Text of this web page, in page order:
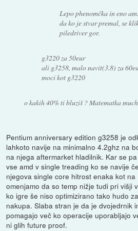
Lepo phenomčka in eno
da ko je stvar premal, se
piledriver gor.
g3220 za 50eur
ali g3258, malo navit(3.8) za
moci kot g3220
o kakih 40% ti bluziš ? Matematka
Pentium anniversary edition g3258 je
lahkoto navije na minimalno 4.2ghz na
na njega aftermarket hladilnik. Kar se
vse amd v single treading ko se navije
njegova single core hitrost enaka kot
omenjamo da so temp nižje tudi pri višji
ko igre še niso optimizirano tako hudo
nakupa. Slaba stran je da je dvojedrnik
pomagajo več ko operacije uporabljajo
ni glih future proof.